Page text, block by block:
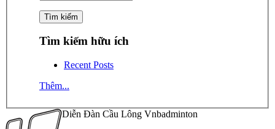
Tìm kiếm hữu ích
Recent Posts
Thêm...
Diễn Đàn Cầu Lông Vnbadminton